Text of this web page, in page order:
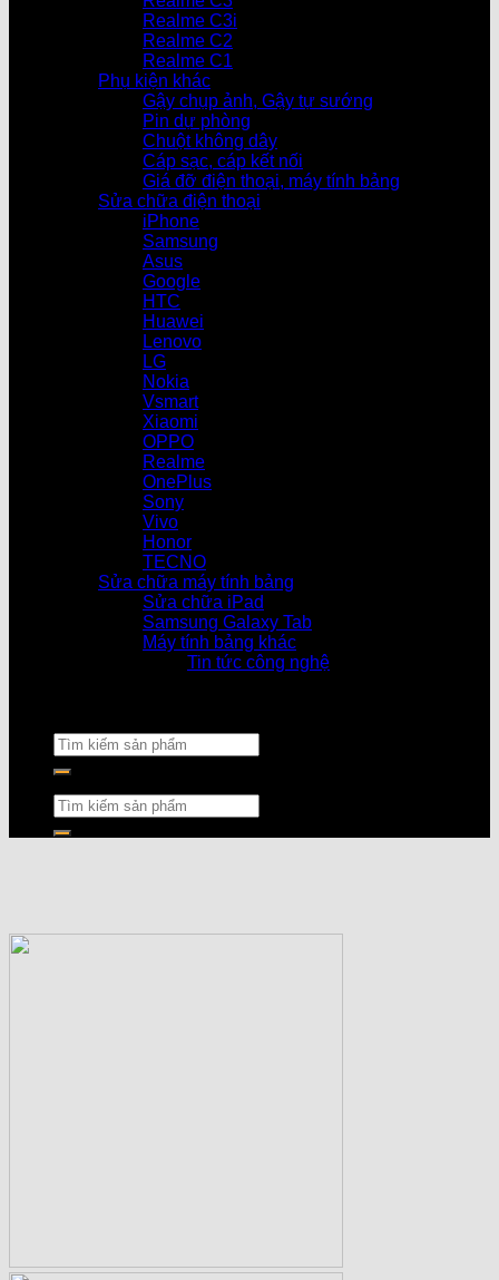
Realme C3i
Realme C2
Realme C1
Phụ kiện khác
Gậy chụp ảnh, Gậy tự sướng
Pin dự phòng
Chuột không dây
Cáp sạc, cáp kết nối
Giá đỡ điện thoại, máy tính bảng
Sửa chữa điện thoại
iPhone
Samsung
Asus
Google
HTC
Huawei
Lenovo
LG
Nokia
Vsmart
Xiaomi
OPPO
Realme
OnePlus
Sony
Vivo
Honor
TECNO
Sửa chữa máy tính bảng
Sửa chữa iPad
Samsung Galaxy Tab
Máy tính bảng khác
Tin tức công nghệ